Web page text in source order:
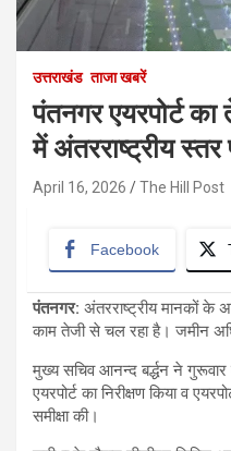
उत्तराखंड ताजा खबरें
पंतनगर एयरपोर्ट
में अंतरराष्ट्रीय स्तर
April 16, 2026 The Hill Post
Facebook
पंतनगर: अंतरराष्ट्रीय मानकों के
काम तेजी से चल रहा है। जमीन
मुख्य सचिव आनन्द बर्द्धन ने
एयरपोर्ट का निरीक्षण किया व
समीक्षा की।